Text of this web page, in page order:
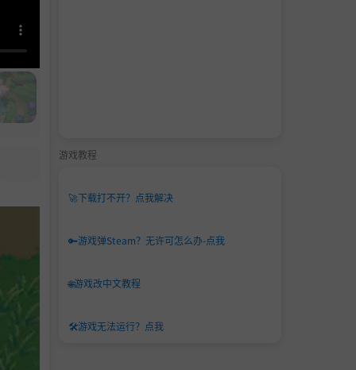
游戏教程
🚀下载打不开？点我解决
🔑游戏弹Steam？无许可怎么办-点我
🌐游戏改中文教程
🛠️游戏无法运行？点我